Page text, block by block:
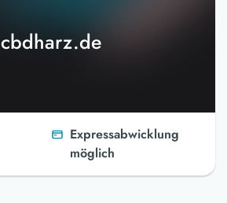
cbdharz.de
Expressabwicklung
möglich